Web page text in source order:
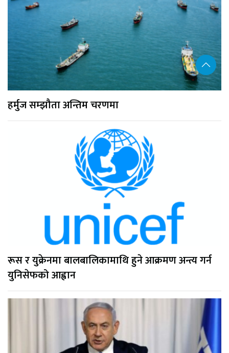
हर्मुज सम्झौता अन्तिम चरणमा
रूस र युक्रेनमा बालबालिकामाथि हुने आक्रमण अन्त्य गर्न
युनिसेफको आह्वान